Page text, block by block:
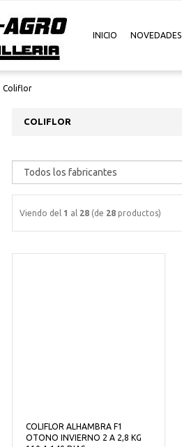
INICIO NOVEDADES
Coliflor
COLIFLOR
Viendo del 1 al 28 (de 28 productos)
COLIFLOR ALHAMBRA F1
OTONO INVIERNO 2 A 2,8 KG